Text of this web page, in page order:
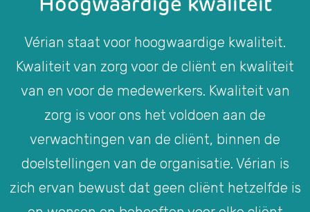
Hoogwaardige kwaliteit
Vérian staat voor hoogwaardige kwaliteit.
Kwaliteit van zorg voor de cliënt en kwaliteit
van en voor de medewerkers. Kwaliteit van
zorg is voor ons het voldoen aan de
verwachtingen van de cliënt, binnen de
doelstellingen van de organisatie. Vérian is
zich ervan bewust dat geen cliënt hetzelfde is